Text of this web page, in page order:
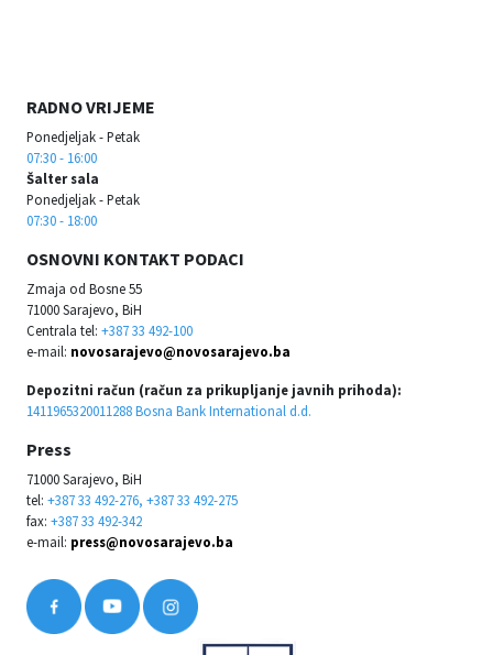
RADNO VRIJEME
Ponedjeljak - Petak
07:30 - 16:00
Šalter sala
Ponedjeljak - Petak
07:30 - 18:00
OSNOVNI KONTAKT PODACI
Zmaja od Bosne 55
71000 Sarajevo, BiH
Centrala tel: +387 33 492-100
e-mail: novosarajevo@novosarajevo.ba
Depozitni račun (račun za prikupljanje javnih prihoda):
1411965320011288 Bosna Bank International d.d.
Press
71000 Sarajevo, BiH
tel: +387 33 492-276, +387 33 492-275
fax: +387 33 492-342
e-mail: press@novosarajevo.ba